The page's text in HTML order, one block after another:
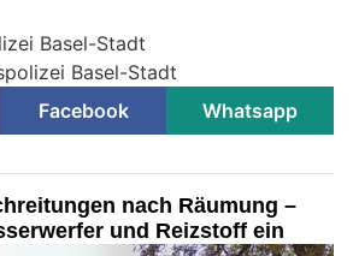
Basel-Stadt
Basel-Stadt
Facebook Whatsapp
nach Räumung –
und Reizstoff ein